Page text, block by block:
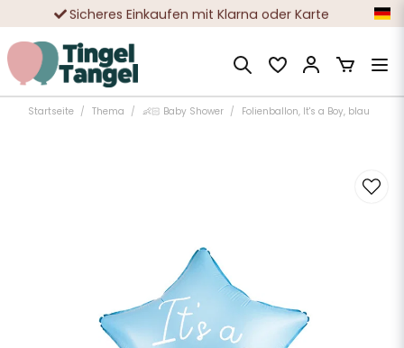
Sicheres Einkaufen mit Klarna oder Karte
Zehntausende zufriedene Kunden
Startseite Thema 👶🏻 Baby Shower Folienballon, It's a Boy, blau